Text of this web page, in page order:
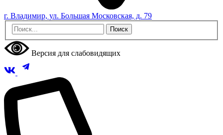
г. Владимир, ул. Большая Московская, д. 79
Версия для слабовидящих